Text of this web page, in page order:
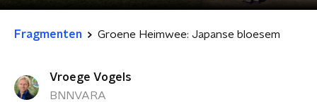
Fragmenten Groene Heimwee: Japanse bloesem
Vroege Vogels
BNNVARA